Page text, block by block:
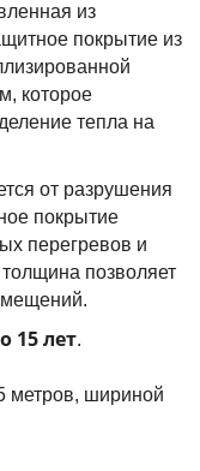
из
покрытие из
которое
тепла на
от разрушения
покрытие
перегревов и
позволяет
15 лет.
метров, шириной